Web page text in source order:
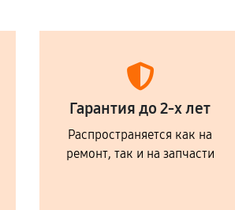
Гарантия до 2-х лет
Распространяется как на
ремонт, так и на запчасти